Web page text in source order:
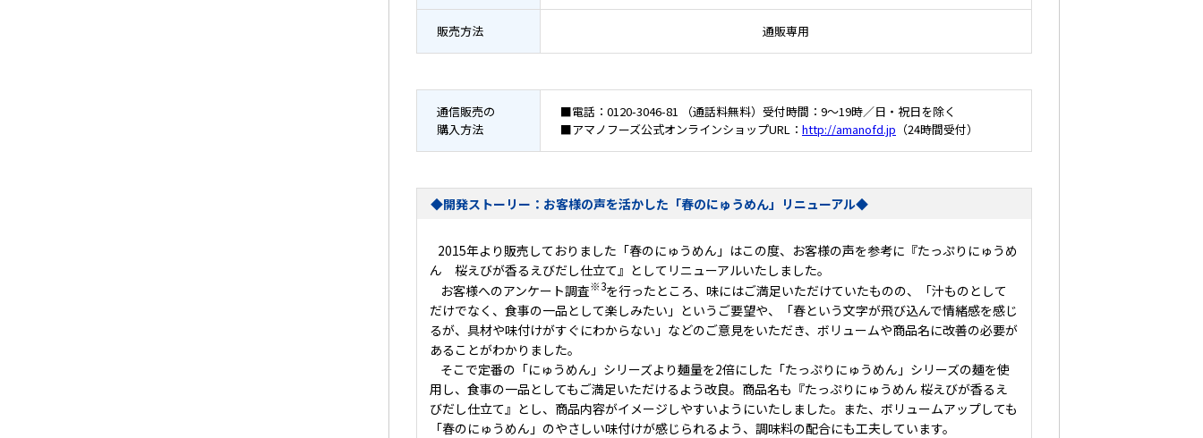
販売方法 通販専用
通信販売の
購入方法
■電話： 0120-3046-81 （通話料無料）受付時間：9～19時／日・祝日を除く
■アマノフーズ公式オンラインショップURL： http://amanofd.jp （24時間受付）
◆開発ストーリー：お客様の声を活かした「春のにゅうめん」リニューアル◆
2015年より販売しておりました「春のにゅうめん」はこの度、お客様の声を参考に『たっぷりにゅうめ
ん 桜えびが香るえびだし仕立て』としてリニューアルいたしました。
お客様へのアンケート調査※3を行ったところ、味にはご満足いただけていたものの、「汁ものとして
だけでなく、食事の一品として楽しみたい」というご要望や、「春という文字が飛び込んで情緒感を感じ
るが、具材や味付けがすぐにわからない」などのご意見をいただき、ボリュームや商品名に改善の必要が
あることがわかりました。
そこで定番の「にゅうめん」シリーズより麺量を2倍にした「たっぷりにゅうめん」シリーズの麺を使
用し、食事の一品としてもご満足いただけるよう改良。商品名も『たっぷりにゅうめん 桜えびが香るえ
びだし仕立て』とし、商品内容がイメージしやすいようにいたしました。また、ボリュームアップしても
「春のにゅうめん」のやさしい味付けが感じられるよう、調味料の配合にも工夫しています。